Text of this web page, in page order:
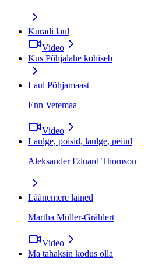
Kuradi laul
Video
Kus Põhjalahe kohiseb
Laul Põhjamaast
Enn Vetemaa
Video
Laulge, poisid, laulge, peiud
Aleksander Eduard Thomson
Läänemere lained
Martha Müller-Grählert
Video
Ma tahaksin kodus olla